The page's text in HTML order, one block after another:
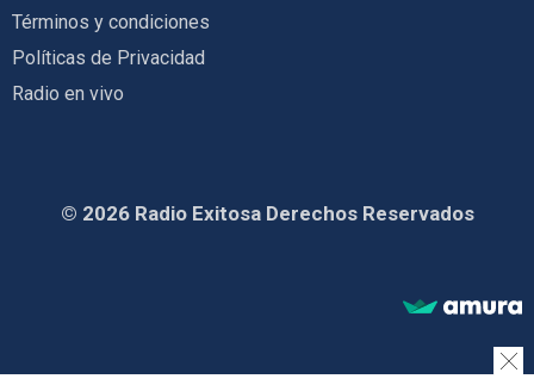
Términos y condiciones
Políticas de Privacidad
Radio en vivo
© 2026 Radio Exitosa Derechos Reservados